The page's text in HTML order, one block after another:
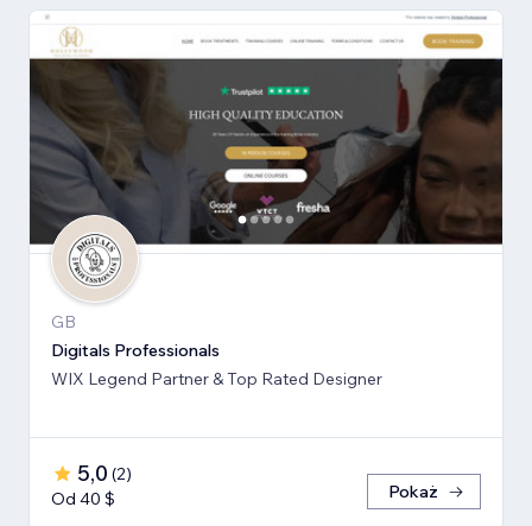
GB
Digitals Professionals
WIX Legend Partner & Top Rated Designer
5,0 (2)
Od 40 $
Pokaż